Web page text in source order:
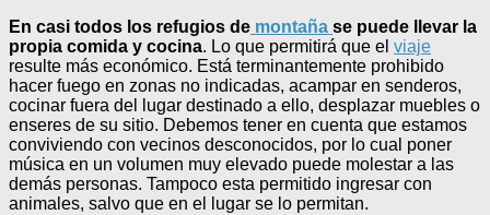
En casi todos los refugios de montaña se puede llevar la
propia comida y cocina. Lo que permitirá que el viaje
resulte más económico. Está terminantemente prohibido
hacer fuego en zonas no indicadas, acampar en senderos,
cocinar fuera del lugar destinado a ello, desplazar muebles o
enseres de su sitio. Debemos tener en cuenta que estamos
conviviendo con vecinos desconocidos, por lo cual poner
música en un volumen muy elevado puede molestar a las
demás personas. Tampoco esta permitido ingresar con
animales, salvo que en el lugar se lo permitan.